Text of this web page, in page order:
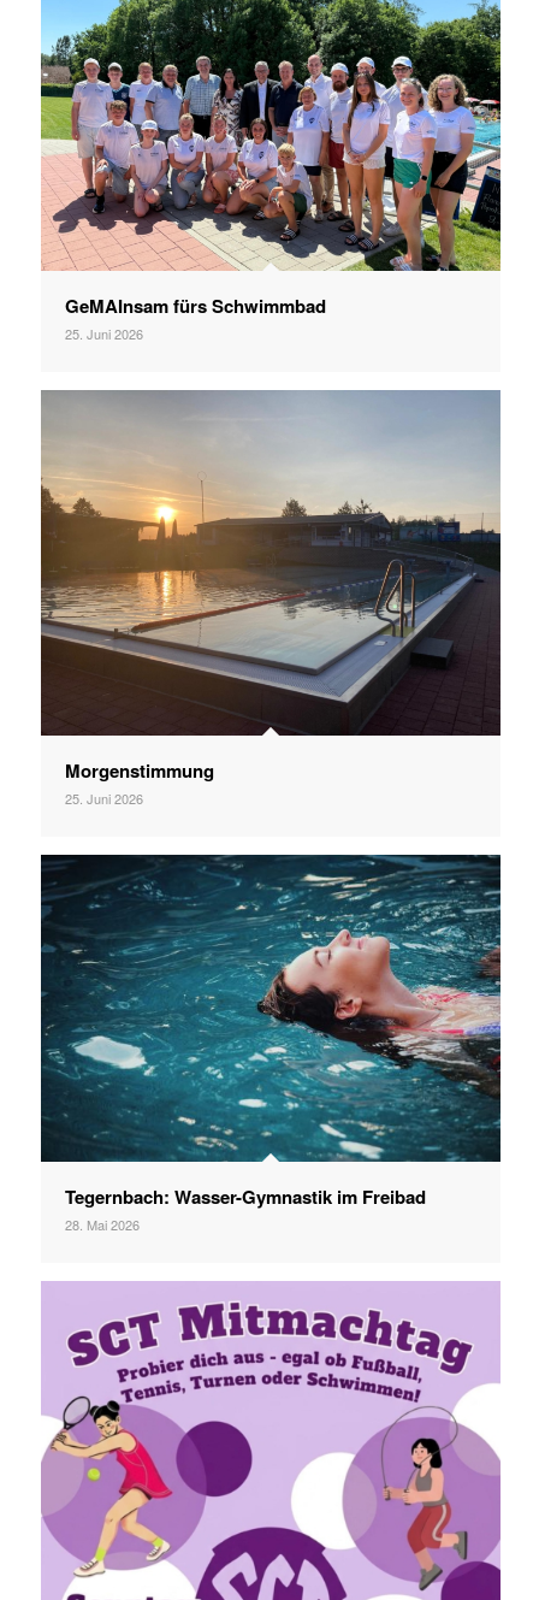
GeMAInsam fürs Schwimmbad
25. Juni 2026
Morgenstimmung
25. Juni 2026
Tegernbach: Wasser-Gymnastik im Freibad
28. Mai 2026